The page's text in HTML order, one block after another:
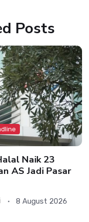
Posts
Naik 23
AS Jadi Pasar
8 August 2026